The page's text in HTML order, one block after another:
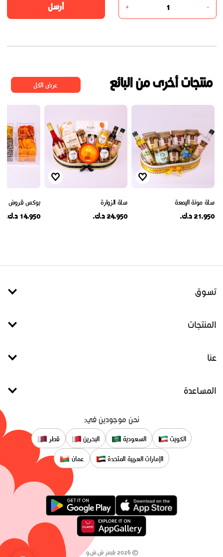
-
+ أرسل
منتجات أخرى من البائع عرض الكل
سلة مونة اليمعة
21.950 د.ك.
سلة الزوارة
24.950 د.ك.
بوكس قروش
14.950 د.ك.
تسوق
المنتجات
عنا
المساعدة
نحن موجودين في:
الكويت السعودية البحرين قطر
الإمارات العربية المتحدة عمان
©
2026 بليمز ش.ش.و.